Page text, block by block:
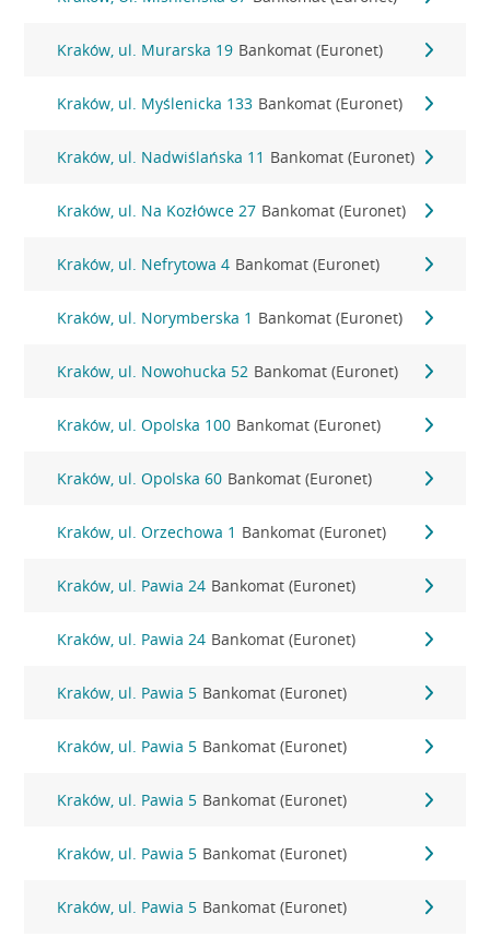
Kraków, ul. Murarska 19 Bankomat (Euronet)
Kraków, ul. Myślenicka 133 Bankomat (Euronet)
Kraków, ul. Nadwiślańska 11 Bankomat (Euronet)
Kraków, ul. Na Kozłówce 27 Bankomat (Euronet)
Kraków, ul. Nefrytowa 4 Bankomat (Euronet)
Kraków, ul. Norymberska 1 Bankomat (Euronet)
Kraków, ul. Nowohucka 52 Bankomat (Euronet)
Kraków, ul. Opolska 100 Bankomat (Euronet)
Kraków, ul. Opolska 60 Bankomat (Euronet)
Kraków, ul. Orzechowa 1 Bankomat (Euronet)
Kraków, ul. Pawia 24 Bankomat (Euronet)
Kraków, ul. Pawia 24 Bankomat (Euronet)
Kraków, ul. Pawia 5 Bankomat (Euronet)
Kraków, ul. Pawia 5 Bankomat (Euronet)
Kraków, ul. Pawia 5 Bankomat (Euronet)
Kraków, ul. Pawia 5 Bankomat (Euronet)
Kraków, ul. Pawia 5 Bankomat (Euronet)